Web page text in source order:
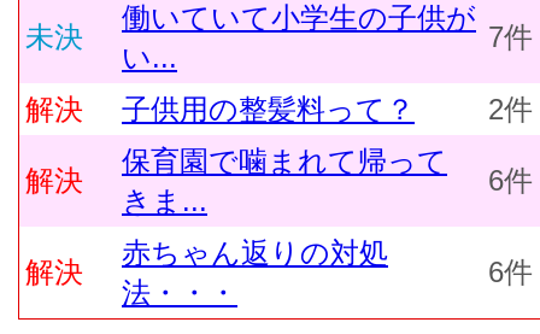
未決
働いていて小学生の子供が
い...
7件
解決 子供用の整髪料って？ 2件
解決
保育園で噛まれて帰って
きま...
6件
解決
赤ちゃん返りの対処
法・・・
6件